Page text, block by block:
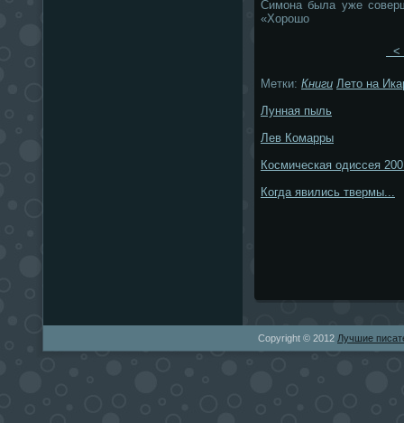
Симона была уже
«Хорошо
<
Метки: Книги Лето на
Лунная пыль
Лев Комарры
Космическая одиссея
Когда явились твермы...
Copyright © 2012 Лучшие